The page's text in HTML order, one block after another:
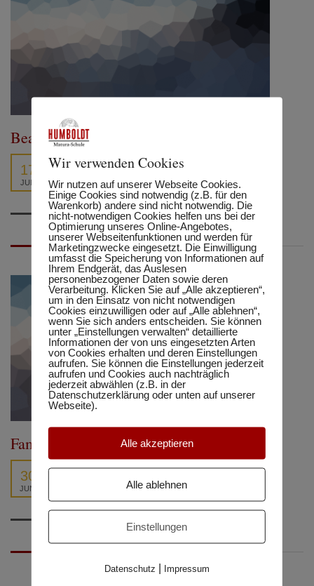
Beauty and Spa
17
JULI
Family courses
30
JUNI
Wir verwenden Cookies
Wir nutzen auf unserer Webseite Cookies.
Einige Cookies sind notwendig (z.B. für den
Warenkorb) andere sind nicht notwendig. Die
nicht-notwendigen Cookies helfen uns bei der
Optimierung unseres Online-Angebotes,
unserer Webseitenfunktionen und werden für
Marketingzwecke eingesetzt. Die Einwilligung
umfasst die Speicherung von Informationen auf
Ihrem Endgerät, das Auslesen
personenbezogener Daten sowie deren
Verarbeitung. Klicken Sie auf „Alle akzeptieren“,
um in den Einsatz von nicht notwendigen
Cookies einzuwilligen oder auf „Alle ablehnen“,
wenn Sie sich anders entscheiden. Sie können
unter „Einstellungen verwalten“ detaillierte
Informationen der von uns eingesetzten Arten
von Cookies erhalten und deren Einstellungen
aufrufen. Sie können die Einstellungen jederzeit
aufrufen und Cookies auch nachträglich
jederzeit abwählen (z.B. in der
Datenschutzerklärung oder unten auf unserer
Webseite).
Alle akzeptieren
Alle ablehnen
Einstellungen
Datenschutz | Impressum